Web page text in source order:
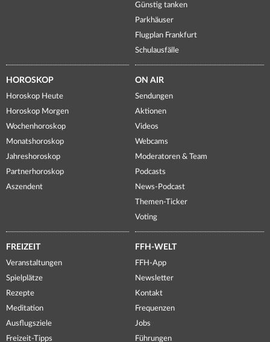
Günstig tanken
Parkhäuser
Flugplan Frankfurt
Schulausfälle
HOROSKOP
Horoskop Heute
Horoskop Morgen
Wochenhoroskop
Monatshoroskop
Jahreshoroskop
Partnerhoroskop
Aszendent
ON AIR
Sendungen
Aktionen
Videos
Webcams
Moderatoren & Team
Podcasts
News-Podcast
Themen-Ticker
Voting
FREIZEIT
Veranstaltungen
Spielplätze
Rezepte
Meditation
Ausflugsziele
Freizeit-Tipps
FFH-WELT
FFH-App
Newsletter
Kontakt
Frequenzen
Jobs
Führungen